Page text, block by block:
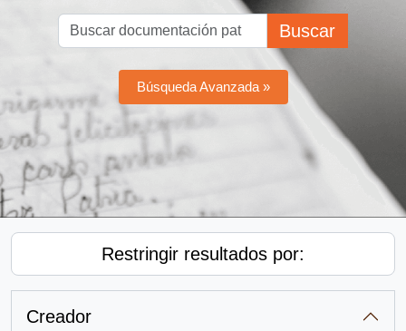
Buscar
Búsqueda Avanzada »
Restringir resultados por:
Creador